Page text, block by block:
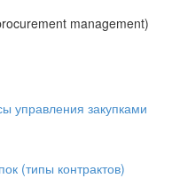
management)
управления закупками
(типы контрактов)